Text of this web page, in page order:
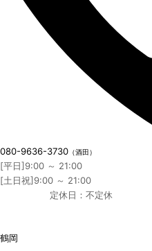
080-9636-3730 （酒田）
[平日]9:00 ～ 21:00
[土日祝]9:00 ～ 21:00
定休日：不定休
鶴岡